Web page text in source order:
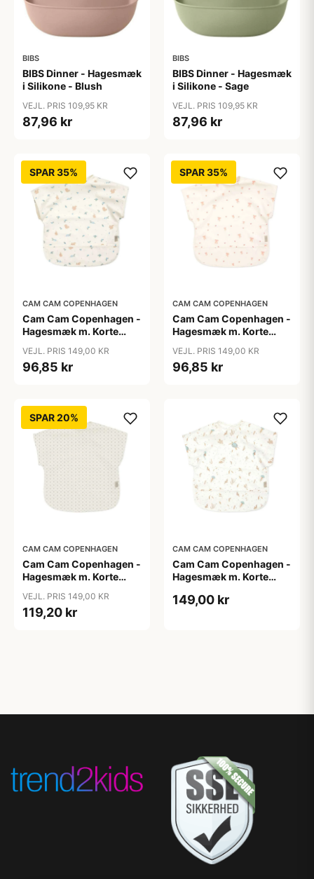
BIBS
BIBS Dinner - Hagesmæk
i Silikone - Blush
VEJL. PRIS 109,95 KR
87,96 kr
BIBS
BIBS Dinner - Hagesmæk
i Silikone - Sage
VEJL. PRIS 109,95 KR
87,96 kr
SPAR 35%
CAM CAM COPENHAGEN
Cam Cam Copenhagen -
Hagesmæk m. Korte
VEJL. PRIS 149,00 KR
96,85 kr
SPAR 35%
CAM CAM COPENHAGEN
Cam Cam Copenhagen -
Hagesmæk m. Korte
VEJL. PRIS 149,00 KR
96,85 kr
SPAR 20%
CAM CAM COPENHAGEN
Cam Cam Copenhagen -
Hagesmæk m. Korte
VEJL. PRIS 149,00 KR
119,20 kr
CAM CAM COPENHAGEN
Cam Cam Copenhagen -
Hagesmæk m. Korte
149,00 kr